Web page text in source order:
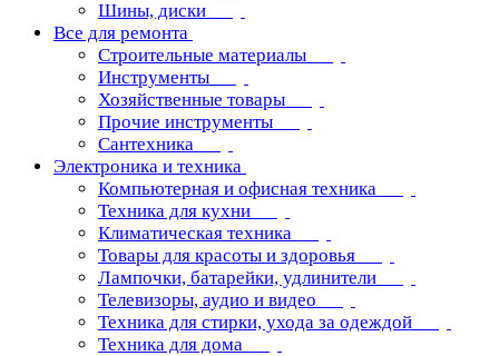
Шины, диски
Все для ремонта
Строительные материалы
Инструменты
Хозяйственные товары
Прочие инструменты
Сантехника
Электроника и техника
Компьютерная и офисная техника
Техника для кухни
Климатическая техника
Товары для красоты и здоровья
Лампочки, батарейки, удлинители
Телевизоры, аудио и видео
Техника для стирки, ухода за одеждой
Техника для дома